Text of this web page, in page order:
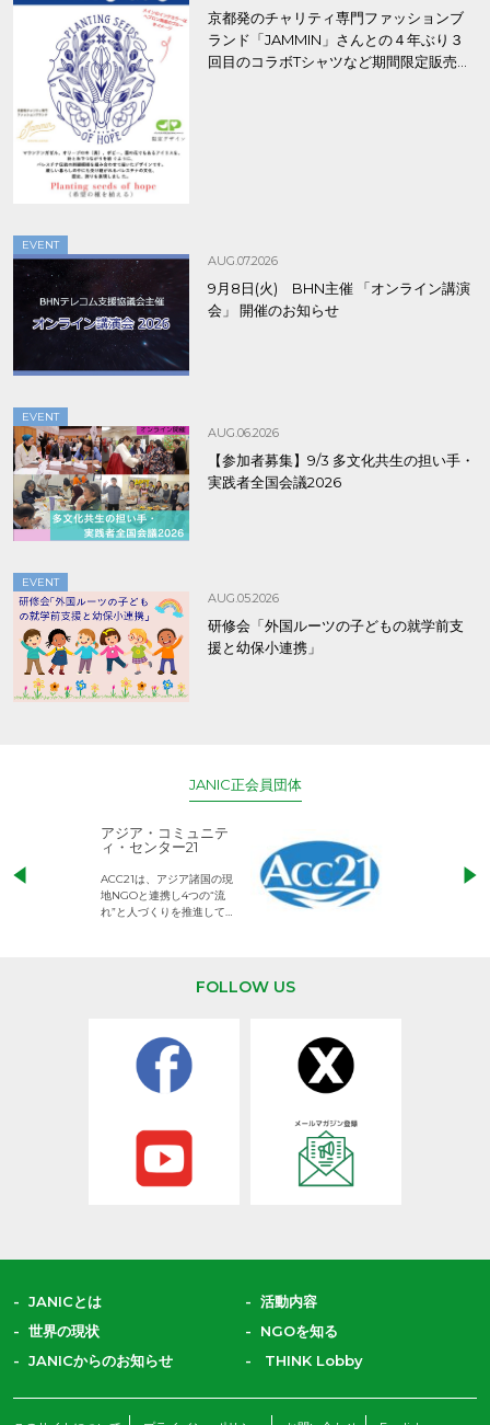
京都発のチャリティ専門ファッションブ
ランド「JAMMIN」さんとの４年ぶり３
回目のコラボTシャツなど期間限定販売、
EVENT
AUG.07.2026
9月8日(火) BHN主催 「オンライン講演
会」 開催のお知らせ
EVENT
AUG.06.2026
【参加者募集】9/3 多文化共生の担い手・
実践者全国会議2026
EVENT
AUG.05.2026
研修会「外国ルーツの子どもの就学前支
援と幼保小連携」
JANIC正会員団体
アジア・コミュニテ
ィ・センター21
ACC21は、アジア諸国の現
地NGOと連携し4つの“流
れ”と人づくりを推進してい
児童労働のない
権利が守られた
FOLLOW US
JANICとは
活動内容
世界の現状
NGOを知る
JANICからのお知らせ
THINK Lobby